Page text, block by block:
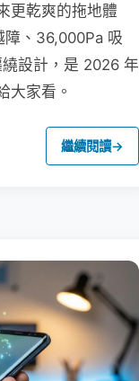
更乾爽的拖地體
、36,000Pa 吸
設計，是 2026 年
大家看。
繼續閱讀→